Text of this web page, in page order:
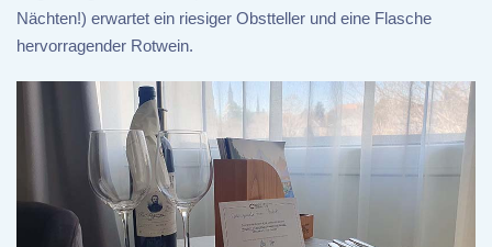
Nächten!) erwartet ein riesiger Obstteller und eine Flasche
hervorragender Rotwein.